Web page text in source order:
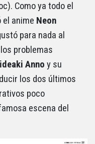
Como ya todo el
el anime Neon
para nada al
problemas
Anno y su
los dos últimos
poco
escena del